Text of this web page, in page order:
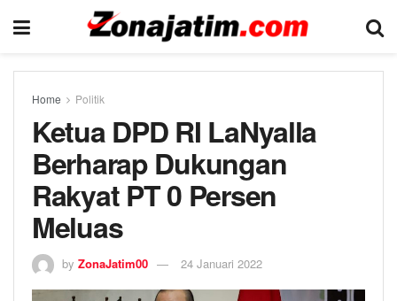
Home Politik
Ketua DPD RI LaNyalla
Berharap Dukungan
Rakyat PT 0 Persen
Meluas
by ZonaJatim00 24 Januari 2022